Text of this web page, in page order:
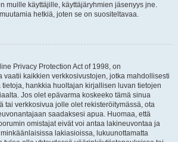
muille käyttäjille, käyttäjäryhmien jäsenyys jne.
hetkiä, joten se on suositeltavaa.
Privacy Protection Act of 1998, on
vaatii kaikkien verkkosivustojen, jotka mahdollisesti
tietoja, hankkia huoltajan kirjallisen luvan tietojen
Jos olet epävarma koskeeko tämä sinua
tai verkkosivua jolle olet rekisteröitymässä, ota
saadaksesi apua. Huomaa, että
omistajat eivät voi antaa lakineuvontaa ja
lakiasioissa, lukuunottamatta